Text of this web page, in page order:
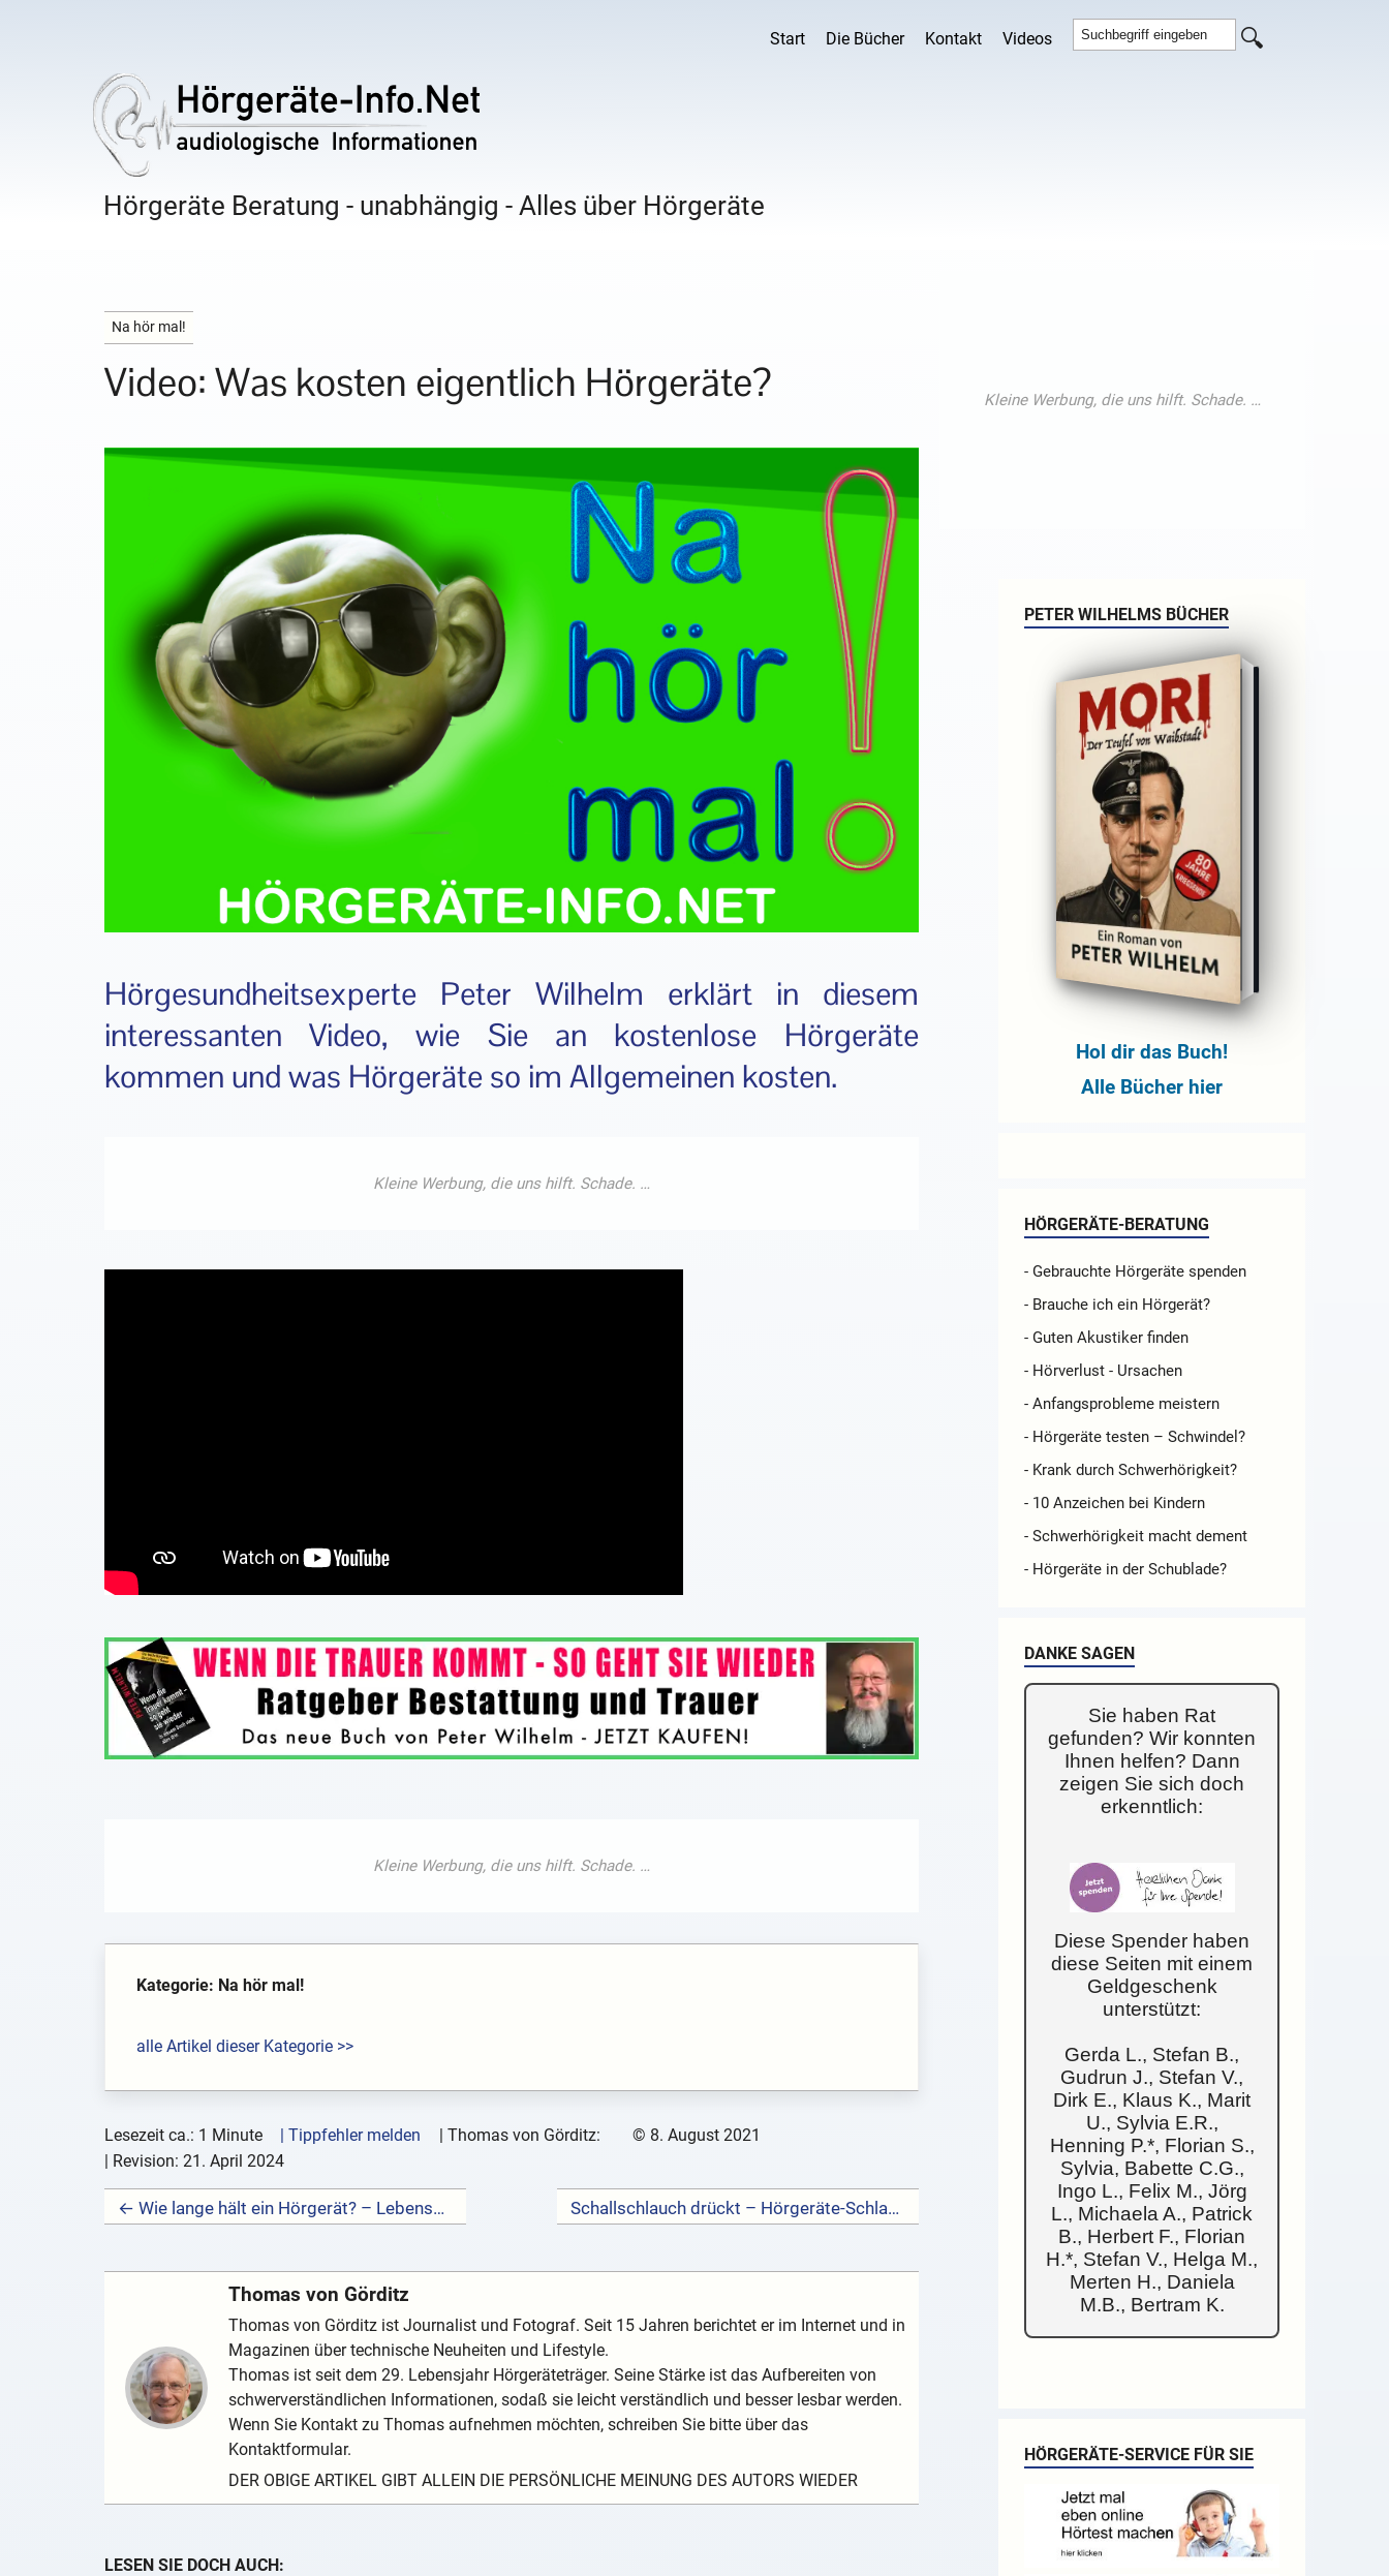
Start Die Bücher Kontakt Videos
Hörgeräte Beratung - unabhängig - Alles über Hörgeräte
Na hör mal!
Video: Was kosten eigentlich Hörgeräte?
Hörgesundheitsexperte Peter Wilhelm erklärt in diesem
interessanten Video, wie Sie an kostenlose Hörgeräte
kommen und was Hörgeräte so im Allgemeinen kosten.
Kategorie: Na hör mal!
alle Artikel dieser Kategorie >>
Lesezeit ca.: 1 Minute | Tippfehler melden |Thomas von Görditz: © 8. August 2021
| Revision: 21. April 2024
← Wie lange hält ein Hörgerät? – Lebensdauer Hörgerät Schallschlauch drückt – Hörgeräte-Schlauch →
Thomas von Görditz
Thomas von Görditz ist Journalist und Fotograf. Seit 15 Jahren berichtet er im Internet und in
Magazinen über technische Neuheiten und Lifestyle.
Thomas ist seit dem 29. Lebensjahr Hörgeräteträger. Seine Stärke ist das Aufbereiten von
schwerverständlichen Informationen, sodaß sie leicht verständlich und besser lesbar werden.
Wenn Sie Kontakt zu Thomas aufnehmen möchten, schreiben Sie bitte über das
Kontaktformular.
DER OBIGE ARTIKEL GIBT ALLEIN DIE PERSÖNLICHE MEINUNG DES AUTORS WIEDER
LESEN SIE DOCH AUCH:
PETER WILHELMS BÜCHER
Hol dir das Buch!
Alle Bücher hier
HÖRGERÄTE-BERATUNG
- Gebrauchte Hörgeräte spenden
- Brauche ich ein Hörgerät?
- Guten Akustiker finden
- Hörverlust - Ursachen
- Anfangsprobleme meistern
- Hörgeräte testen – Schwindel?
- Krank durch Schwerhörigkeit?
- 10 Anzeichen bei Kindern
- Schwerhörigkeit macht dement
- Hörgeräte in der Schublade?
DANKE SAGEN
Sie haben Rat
gefunden? Wir konnten
Ihnen helfen? Dann
zeigen Sie sich doch
erkenntlich:
Diese Spender haben
diese Seiten mit einem
Geldgeschenk
unterstützt:
Gerda L., Stefan B.,
Gudrun J., Stefan V.,
Dirk E., Klaus K., Marit
U., Sylvia E.R.,
Henning P.*, Florian S.,
Sylvia, Babette C.G.,
Ingo L., Felix M., Jörg
L., Michaela A., Patrick
B., Herbert F., Florian
H.*, Stefan V., Helga M.,
Merten H., Daniela
M.B., Bertram K.
HÖRGERÄTE-SERVICE FÜR SIE